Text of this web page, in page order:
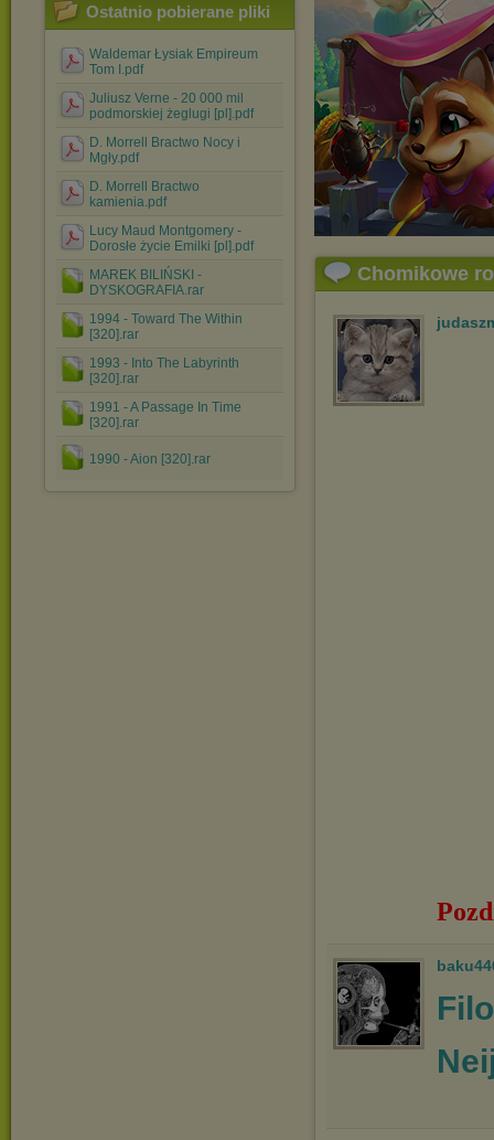
Ostatnio pobierane pliki
Waldemar Łysiak Empireum
Tom I.pdf
Juliusz Verne - 20 000 mil
podmorskiej żeglugi [pl].pdf
D. Morrell Bractwo Nocy i
Mgły.pdf
D. Morrell Bractwo
kamienia.pdf
Lucy Maud Montgomery -
Dorosłe życie Emilki [pl].pdf
MAREK BILIŃSKI -
DYSKOGRAFIA.rar
1994 - Toward The Within
[320].rar
1993 - Into The Labyrinth
[320].rar
1991 - A Passage In Time
[320].rar
1990 - Aion [320].rar
Chomikowe